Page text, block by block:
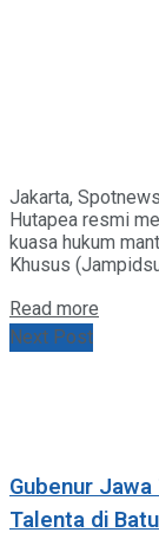
Jakarta,
Hutapea resmi
kuasa hukum
Khusus
Read more
Next Post
Gubenur
Talenta di Batu